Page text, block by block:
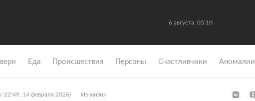
6 августа, 05:10
Еда Происшествия Персоны Счастливчики Аномалии
22:49, 14 февраля 2026) Из жизни